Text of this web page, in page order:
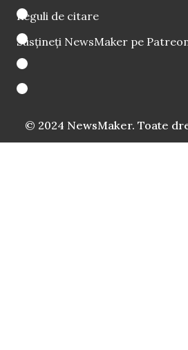
Reguli de citare
Susțineți NewsMaker pe
© 2024 NewsMaker. Toate